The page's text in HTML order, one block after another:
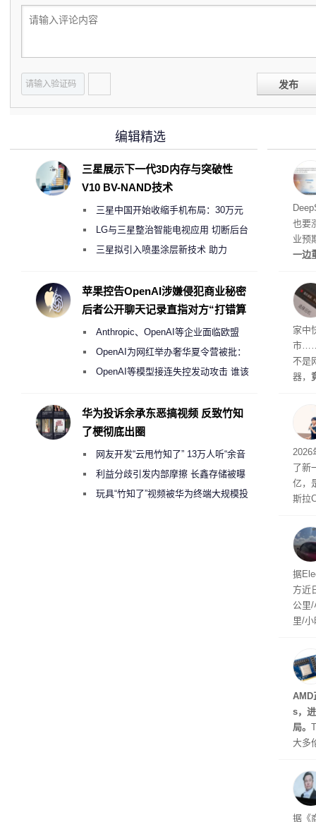
发布
梁
也要
业预
一边
边
整。
家中
市……
不是
器，
用“
“薅
元。
2026
了新
亿，
斯拉
第
是
据
方近
公里
里/
AMD
s，
局。
大多
流
时
据《
编辑精选
三星展示下一代3D内存与突破性
V10 BV-NAND技术
三星中国开始收缩手机布局：30万元
月销售额不达标门店 将被逐步清退
LG与三星整治智能电视应用 切断后台
偷偷共享带宽的违规行为
三星拟引入喷墨涂层新技术 助力
度
苹果控告OpenAI涉嫌侵犯商业秘密
后者公开聊天记录直指对方“打错算
Anthropic、OpenAI等企业面临欧盟
《人工智能法案》全新执法权限审查
OpenAI为网红举办奢华夏令营被批：
2000美元一晚 遭讽“反乌托邦”
OpenAI等模型接连失控发动攻击 谁该
华为投诉余承东恶搞视频 反致竹知
了梗彻底出圈
网友开发“云甩竹知了” 13万人听“余音
绕梁”利益分歧引发内部摩擦 长鑫存储被曝
曾将华为驻场工程师驱逐出研发基地
玩具“竹知了”视频被华为终端大规模投